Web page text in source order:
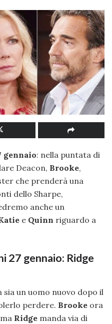
gennaio: nella puntata di
Deacon, Brooke,
che prenderà una
dello Sharpe,
anche un
e Quinn riguardo a
27 gennaio: Ridge
sia un uomo nuovo dopo il
perdere. Brooke ora
Ridge manda via di